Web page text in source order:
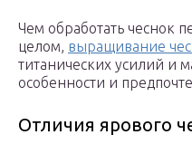
Чем обработать чеснок
целом, выращивание
титанических усилий и
особенности и
Отличия ярового